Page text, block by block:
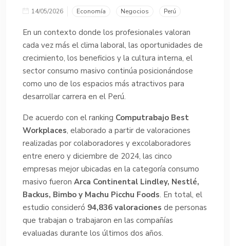
14/05/2026 Economía Negocios Perú
En un contexto donde los profesionales valoran
cada vez más el clima laboral, las oportunidades de
crecimiento, los beneficios y la cultura interna, el
sector consumo masivo continúa posicionándose
como uno de los espacios más atractivos para
desarrollar carrera en el Perú.
De acuerdo con el ranking Computrabajo Best
Workplaces, elaborado a partir de valoraciones
realizadas por colaboradores y excolaboradores
entre enero y diciembre de 2024, las cinco
empresas mejor ubicadas en la categoría consumo
masivo fueron Arca Continental Lindley, Nestlé,
Backus, Bimbo y Machu Picchu Foods. En total, el
estudio consideró 94,836 valoraciones de personas
que trabajan o trabajaron en las compañías
evaluadas durante los últimos dos años.